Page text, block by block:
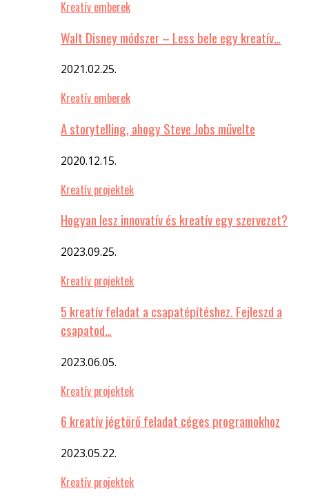
Kreatív emberek
Walt Disney módszer – Less bele egy kreatív…
2021.02.25.
Kreatív emberek
A storytelling, ahogy Steve Jobs művelte
2020.12.15.
Kreatív projektek
Hogyan lesz innovatív és kreatív egy szervezet?
2023.09.25.
Kreatív projektek
5 kreatív feladat a csapatépítéshez. Fejleszd a
csapatod…
2023.06.05.
Kreatív projektek
6 kreatív jégtörő feladat céges programokhoz
2023.05.22.
Kreatív projektek